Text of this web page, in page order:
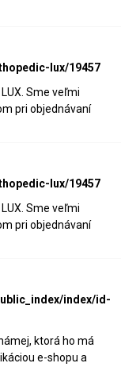
lux/19457
Sme veľmi
pri objednávaní
lux/19457
Sme veľmi
pri objednávaní
index/id-
ktorá ho má
e-shopu a